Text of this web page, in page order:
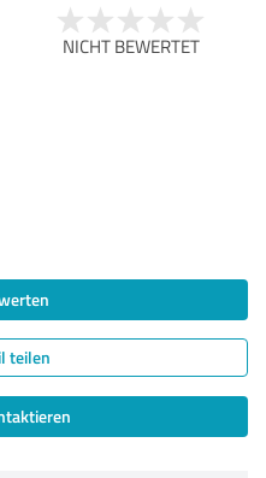
NICHT BEWERTET
teilen